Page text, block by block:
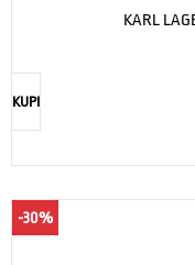
KARL
KUPI
-30%